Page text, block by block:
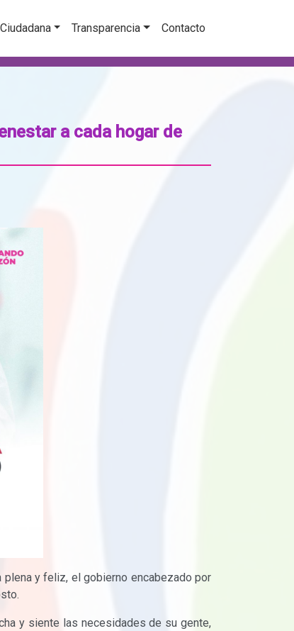
Transparencia Contacto
a cada hogar de
y feliz, el gobierno encabezado por
y siente las necesidades de su gente,